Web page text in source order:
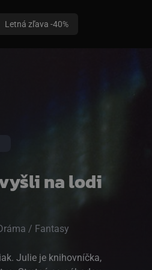
Letná zľava -40%
na lodi
/ Fantasy
Julie je knihovníčka,